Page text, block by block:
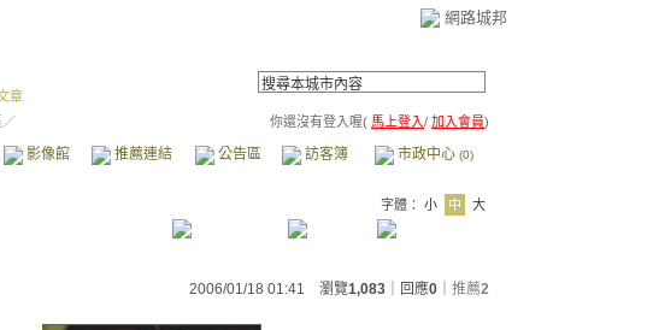
網路城邦
章
／ 你還沒有登入喔( 馬上登入/ 加入會員)
影像館 推薦連結 公告區 訪客簿 市政中心 (0)
字體： 小 中 大
2006/01/18 01:41 瀏覽1,083 ｜回應0 推薦2